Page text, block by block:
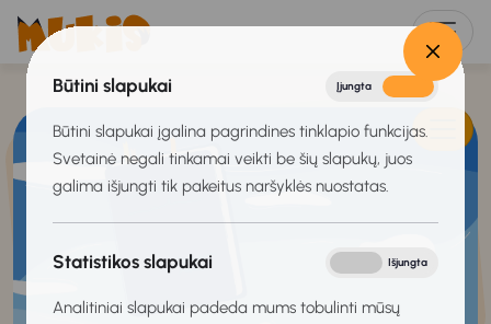
Būtini slapukai Įjungta
Būtini slapukai įgalina pagrindines tinklapio funkcijas.
Svetainė negali tinkamai veikti be šių slapukų, juos
galima išjungti tik pakeitus naršyklės nuostatas.
Statistikos slapukai Išjungta
Analitiniai slapukai padeda mums tobulinti mūsų